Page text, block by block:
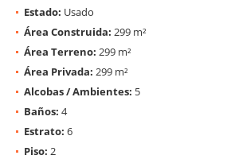
Estado: Usado
Área Construida: 299 m²
Área Terreno: 299 m²
Área Privada: 299 m²
Alcobas / Ambientes: 5
Baños: 4
Estrato: 6
Piso: 2